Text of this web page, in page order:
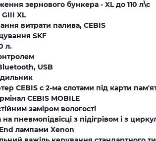
зернового бункера - XL до 110 л\с
XL
витрати палива, CEBIS
SKF
л.
USB
CEBIS с 2-ма слотами під карти
CEBIS MOBILE
заміром вологості
пневмопідвісці з підігрівом і з
лампами Xenon